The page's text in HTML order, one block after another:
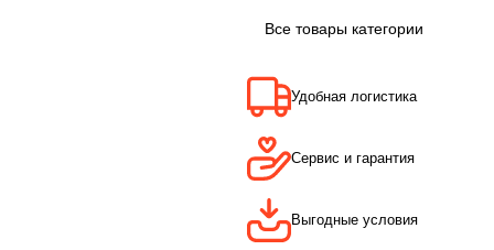
Все товары категории
Удобная логистика
Сервис и гарантия
Выгодные условия